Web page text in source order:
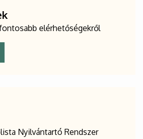
elérhetőségekről
Nyilvántartó Rendszer